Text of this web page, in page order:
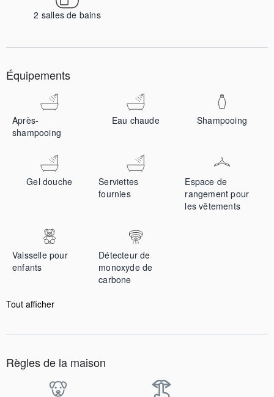
2 salles de bains
Équipements
Après-
shampooing
Eau chaude Shampooing
Gel douche
Serviettes
fournies
Espace de
rangement pour
les vêtements
Vaisselle pour
enfants
Détecteur de
monoxyde de
carbone
Tout afficher
Règles de la maison